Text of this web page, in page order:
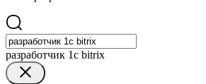
разработчик 1с bitrix